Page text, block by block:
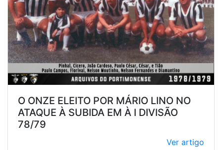
O ONZE ELEITO POR MÁRIO LINO NO
ATAQUE À SUBIDA EM À I DIVISÃO
78/79
Ver artigo